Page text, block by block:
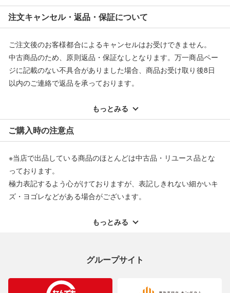
当店とは一切関係がございませんのでご注意ください。
注文キャンセル・返品・保証について
ご注文後のお客様都合によるキャンセルはお受けできません。
中古商品のため、原則返品・保証なしとなります。万一商品ペー
ジに記載のない不具合がありました場合、商品お受け取り後8日
以内のご連絡で返品を承っております。
配送料ともに当社負担で対応いたします。
※オンラインストアで購入頂いた商品は、店頭での返品はお受け
できません。また、商品の修理及び交換に関しては承ることがで
返品・交換について
もっとみる
ご購入時の注意点
※当店で出品している商品のほとんどは中古品・リユース品とな
っております。
極力表記するよう心がけておりますが、表記しきれない細かいキ
ズ・ヨゴレなどがある場合がございます。
ご理解くださいますようお願い申し上げます。
合がございますのでご了承ください。
もっとみる
グループサイト